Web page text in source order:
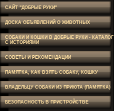
САЙТ "ДОБРЫЕ РУКИ"
ДОСКА ОБЪЯВЛЕНИЙ О ЖИВОТНЫХ
СОБАКИ И КОШКИ В ДОБРЫЕ РУКИ - КАТАЛОГ
С ИСТОРИЯМИ
СОВЕТЫ И РЕКОМЕНДАЦИИ
ПАМЯТКА, КАК ВЗЯТЬ СОБАКУ, КОШКУ
ВЛАДЕЛЬЦУ СОБАКИ ИЗ ПРИЮТА (ПАМЯТКА)
БЕЗОПАСНОСТЬ В ПРИСТРОЙСТВЕ